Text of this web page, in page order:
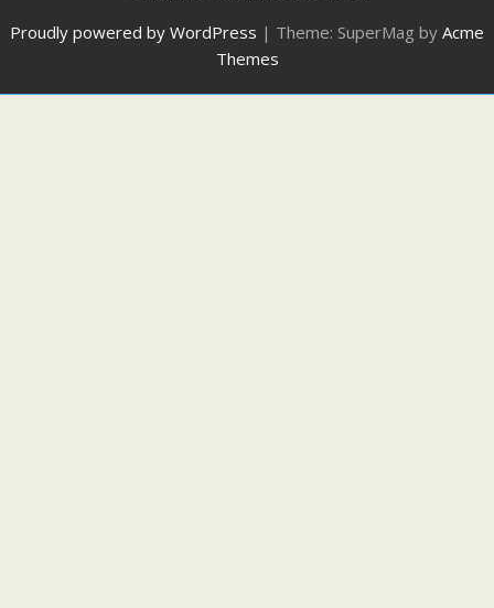
Proudly powered by WordPress | Theme: SuperMag by Acme
Themes